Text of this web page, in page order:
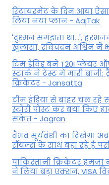
रिटायरमेंट के दिन आया
लिया नया प्लान - AajTak
'दुश्मन समझता था...',
खुलासा, रव‍िचंद्रन अश्विन ने
टिम डेविड बने T20I प्लेयर
स्टार्क ने टेस्ट में मारी बाजी;
क्रिकेटर - Jansatta
टीम इंडिया से बाहर चल
स्टोरी पोस्ट कर बयां किए
संकेत - Jagran
वैभव सूर्यवंशी का दिखेगा
रॉयल्स के साथ बहा रहे हैं
पाकिस्तानी क्रिकेटर
ने ल‍िया बड़ा एक्शन, VISA